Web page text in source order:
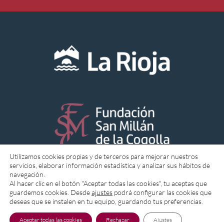
Aviso Legal Política de Cookies
Política de Privacidad Accesibilidad Ajustes
Utilizamos cookies propias y de terceros para mejorar nuestros
servicios, elaborar información estadística y analizar sus hábitos de
navegación.
Al hacer clic en el botón "Aceptar todas las cookies", tu aceptas que
guardemos cookies. Desdeajustes podrá configurar las cookies que
deseas que se instalen en tu equipo, guardando tus preferencias.
Aceptar todas las cookies Rechazar Ajustes